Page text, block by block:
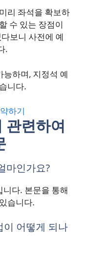
리 좌석을 확보하
수 있는 장점이
보니 사전에 예
.
하며, 지정석 예
니다.
하기
관련하여
마인가요?
다. 본문을 통해
습니다.
이 어떻게 되나